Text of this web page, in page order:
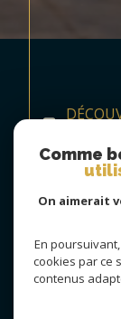
© 2026 | TOUS
Comme
On aimerait
En
cookies par ce
contenus